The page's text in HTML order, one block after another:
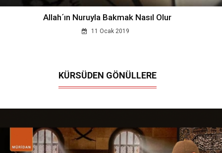
Allah´ın Nuruyla Bakmak Nasıl Olur
11 Ocak 2019
KÜRSÜDEN GÖNÜLLERE